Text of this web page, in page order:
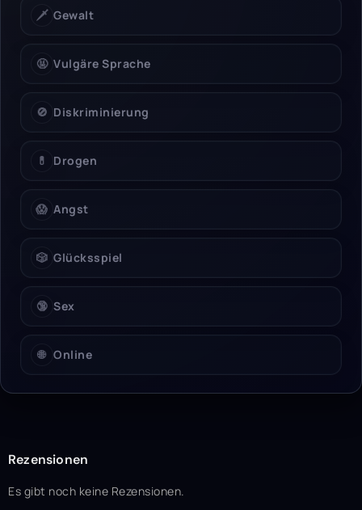
🗡️ Gewalt
🤬 Vulgäre Sprache
🚫 Diskriminierung
💊 Drogen
😱 Angst
🎲 Glücksspiel
🔞 Sex
🌐 Online
Rezensionen
Es gibt noch keine Rezensionen.